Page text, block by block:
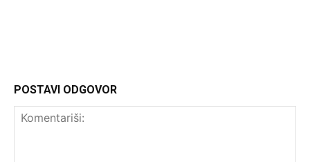
POSTAVI ODGOVOR